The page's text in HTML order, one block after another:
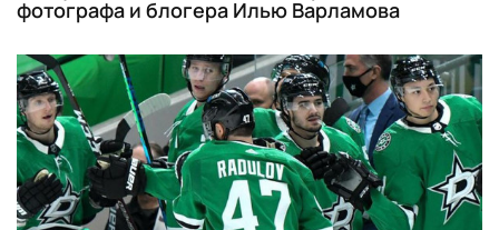
фотографа и блогера Илью Варламова